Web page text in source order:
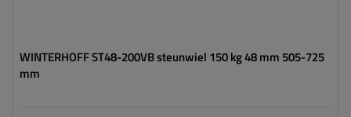
WINTERHOFF ST48-200VB steunwiel 150 kg 48 mm 505-725
mm